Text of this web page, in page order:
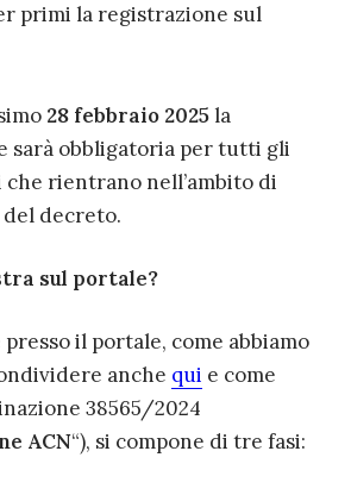
primi la registrazione sul
28 febbraio 2025la
sarà obbligatoria per tutti gli
rientrano nell’ambito di
decreto.
sul portale?
il portale, come abbiamo
anche qui e come
38565/2024
ACN“), si compone di tre fasi: